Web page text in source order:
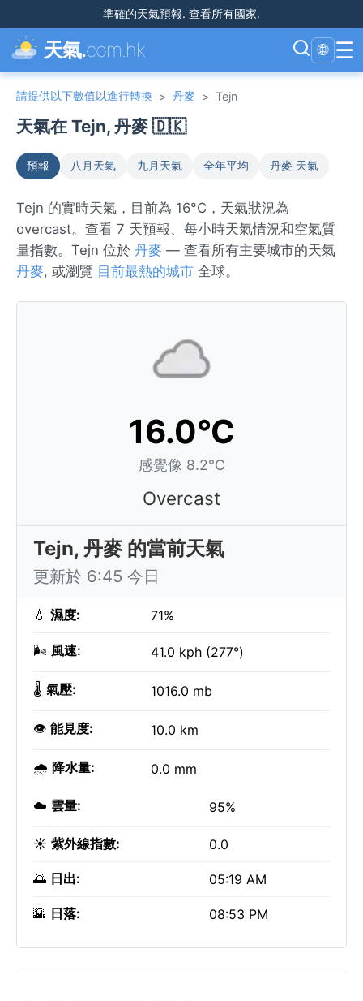
準確的天氣預報. 查看所有國家.
天氣.com.hk 🌐 ☰
請提供以下數值以進行轉換 > 丹麥 > Tejn
天氣在 Tejn, 丹麥 🇩🇰
預報 八月天氣 九月天氣 全年平均 丹麥 天氣
Tejn 的實時天氣，目前為 16°C，天氣狀況為
overcast。查看 7 天預報、每小時天氣情況和空氣質
量指數。Tejn 位於 丹麥 — 查看所有主要城市的天氣
丹麥, 或瀏覽 目前最熱的城市 全球。
16.0°C
感覺像 8.2°C
Overcast
Tejn, 丹麥 的當前天氣
更新於 6:45 今日
💧 濕度: 71%
🌬️ 風速: 41.0 kph (277°)
🌡️ 氣壓: 1016.0 mb
👁️ 能見度: 10.0 km
🌧️ 降水量: 0.0 mm
☁️ 雲量: 95%
☀️ 紫外線指數: 0.0
🌅 日出: 05:19 AM
🌇 日落: 08:53 PM